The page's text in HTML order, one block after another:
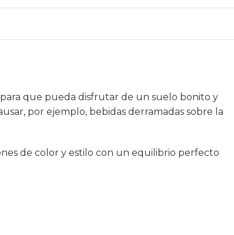
para que pueda disfrutar de un suelo bonito y
por ejemplo, bebidas derramadas sobre la
de color y estilo con un equilibrio perfecto